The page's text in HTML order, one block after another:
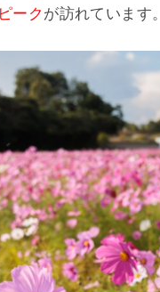
ーク が訪れています。